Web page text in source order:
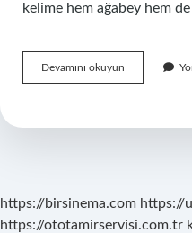
kelime hem ağabey hem
Devamını okuyun Kardesim
Kime
https://birsinema.com https://
https://ototamirservisi.com.tr